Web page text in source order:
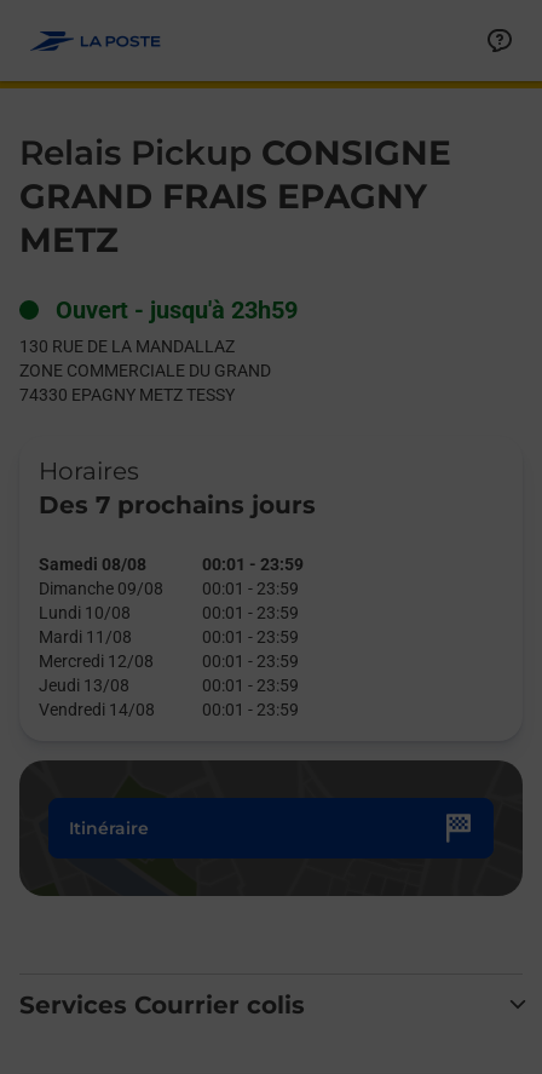
Relais Pickup CONSIGNE
GRAND FRAIS EPAGNY
METZ
Ouvert - jusqu'à 23h59
130 RUE DE LA MANDALLAZ
ZONE COMMERCIALE DU GRAND
74330 EPAGNY METZ TESSY
Horaires
Des 7 prochains jours
Samedi 08/08 00:01 - 23:59
Dimanche 09/08
00:01 - 23:59
Lundi 10/08
00:01 - 23:59
Mardi 11/08
00:01 - 23:59
Mercredi 12/08
00:01 - 23:59
Jeudi 13/08
00:01 - 23:59
Vendredi 14/08
00:01 - 23:59
Itinéraire
Services Courrier colis